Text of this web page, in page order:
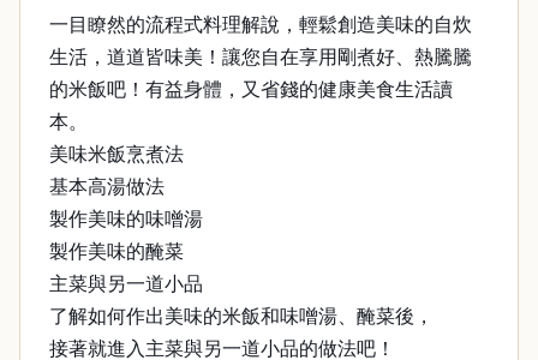
一目瞭然的流程式料理解說，輕鬆創造美味的自炊
生活，道道皆味美！讓您自在享用剛煮好、熱騰騰
的米飯吧！有益身體，又省錢的健康美食生活讀
本。
美味米飯烹煮法
基本高湯做法
製作美味的味噌湯
製作美味的醃菜
主菜與另一道小品
了解如何作出美味的米飯和味噌湯、醃菜後，
接著就進入主菜與另一道小品的做法吧！